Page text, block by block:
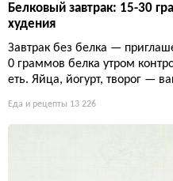
Белковый завтрак: 15-30
худения
Завтрак без белка —
0 граммов белка утром
еть. Яйца, йогурт, творог —
Еда и рецепты 13 226